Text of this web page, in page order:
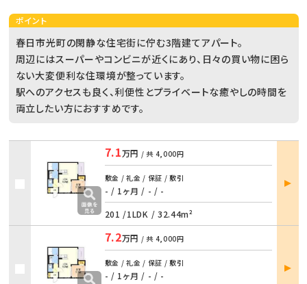
ポイント
春日市光町の閑静な住宅街に佇む3階建てアパート。
周辺にはスーパーやコンビニが近くにあり、日々の買い物に困ら
ない大変便利な住環境が整っています。
駅へのアクセスも良く、利便性とプライベートな癒やしの時間を
両立したい方におすすめです。
7.1万円 / 共 4,000円
敷金 / 礼金 / 保証 / 敷引
- / 1ヶ月 / - / -
201 /1LDK / 32.44m²
部屋
詳細
7.2万円 / 共 4,000円
敷金 / 礼金 / 保証 / 敷引
- / 1ヶ月 / - / -
部屋
詳細